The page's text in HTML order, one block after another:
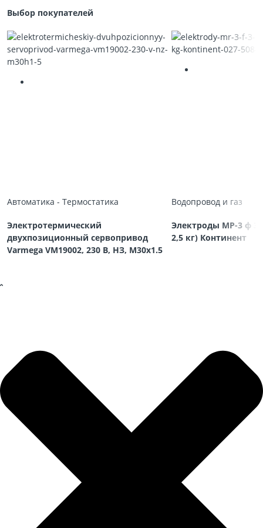
Выбор покупателей
Автоматика - Термостатика
Электротермический
двухпозиционный сервопривод
Varmega VM19002, 230 В, НЗ, M30х1.5
Водопровод и газ
Электроды МР-3 ф
2,5 кг) Континент